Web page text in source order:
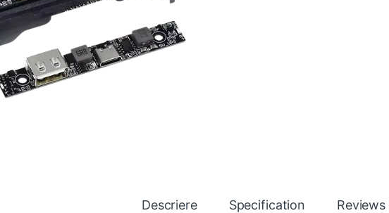
Descriere Specification Reviews